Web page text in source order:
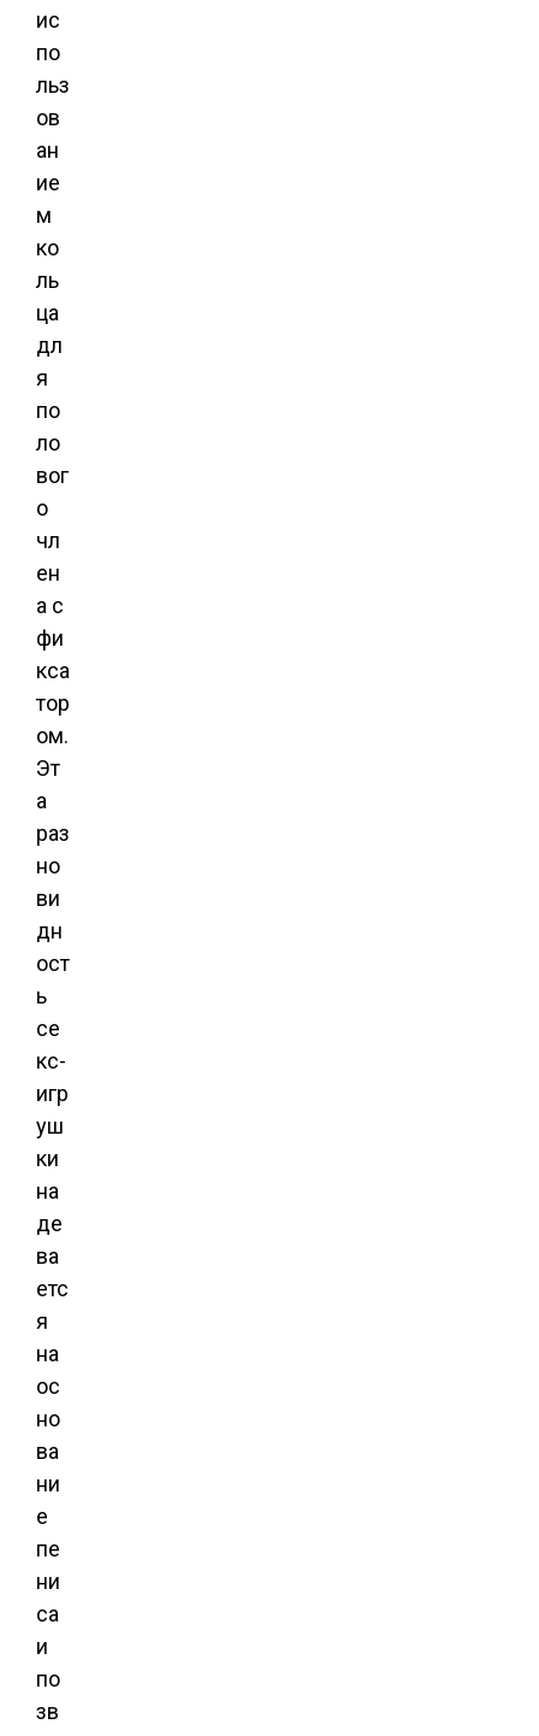
ис
по
льз
ов
ан
ие
м
ко
ль
ца
дл
я
по
ло
вог
о
чл
ен
а с
фи
кса
тор
ом.
Эт
а
раз
но
ви
дн
ост
ь
се
кс-
игр
уш
ки
на
де
ва
етс
я
на
ос
но
ва
ни
е
пе
ни
са
и
по
зв